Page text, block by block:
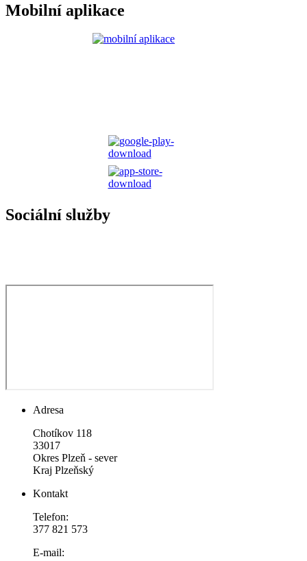
Mobilní aplikace
Sociální služby
Adresa
Chotíkov 118
33017
Okres Plzeň - sever
Kraj Plzeňský
Kontakt
Telefon:
377 821 573
E-mail: